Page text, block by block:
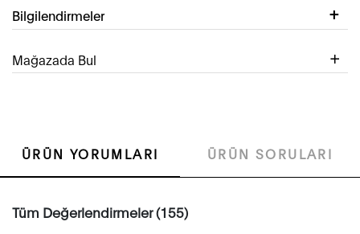
Bilgilendirmeler
Mağazada Bul
ÜRÜN YORUMLARI ÜRÜN SORULARI
Tüm Değerlendirmeler (155)